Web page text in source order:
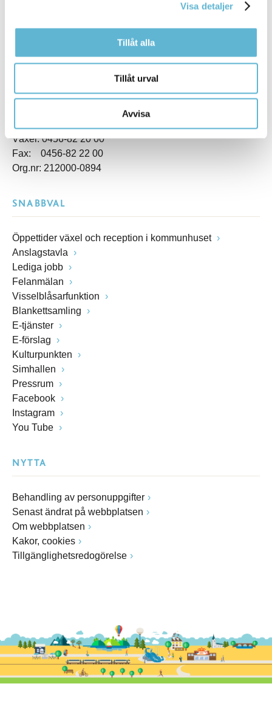
Visa detaljer
Tillåt alla
Tillåt urval
Avvisa
E-post
kommunstyrelsen@bromolla.se
Webbadress
Växel: 0456-82 20 00
Fax: 0456-82 22 00
Org.nr: 212000-0894
SNABBVAL
Öppettider växel och reception i kommunhuset
Anslagstavla
Lediga jobb
Felanmälan
Visselblåsarfunktion
Blankettsamling
E-tjänster
E-förslag
Kulturpunkten
Simhallen
Pressrum
Facebook
Instagram
You Tube
NYTTA
Behandling av personuppgifter
Senast ändrat på webbplatsen
Om webbplatsen
Kakor, cookies
Tillgänglighetsredogörelse